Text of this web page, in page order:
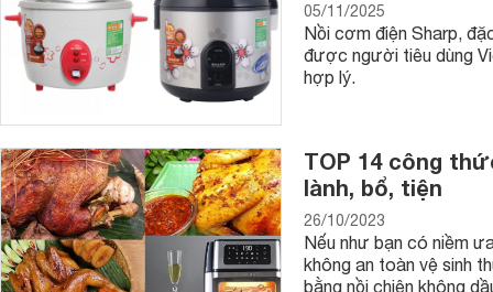
điện tốt. Người dùng có thể dễ dàng vệ sinh nồi nhờ thiết kế
Sản phẩm này giới thiệu nhiều mẫu mã với các giá bán từ
đình.
Với phân khúc giá rẻ sản phẩm có dao động từ 300.000 -
Còn với tầm trung sản phẩm rơi vào khoảng 1.500.000 -
Với phân khúc cao cấp sản phẩm sẽ có mức giá trên 20
Tùy vào phân khúc mà các nồi cơm sẽ được trang bị các
05/11/2025
Nồi cơm điện Sharp,
được người tiêu dùng
hợp lý.
TOP 14 công
lành, bổ, tiện
26/10/2023
Nếu như bạn có niềm
không an toàn vệ sinh
bằng nồi chiên không